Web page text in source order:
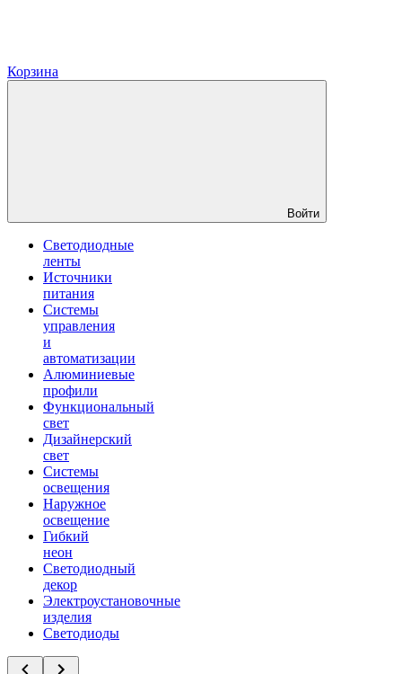
Корзина
Войти
Светодиодные
ленты
Источники
питания
Системы
управления
и
автоматизации
Алюминиевые
профили
Функциональный
свет
Дизайнерский
свет
Системы
освещения
Наружное
освещение
Гибкий
неон
Светодиодный
декор
Электроустановочные
изделия
Светодиоды